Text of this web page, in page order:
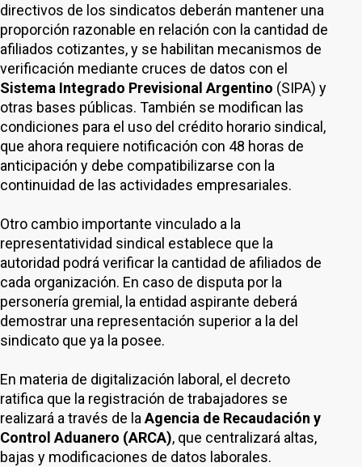
directivos de los sindicatos deberán mantener una
proporción razonable en relación con la cantidad de
afiliados cotizantes, y se habilitan mecanismos de
verificación mediante cruces de datos con el
Sistema Integrado Previsional Argentino (SIPA) y
otras bases públicas. También se modifican las
condiciones para el uso del crédito horario sindical,
que ahora requiere notificación con 48 horas de
anticipación y debe compatibilizarse con la
continuidad de las actividades empresariales.
Otro cambio importante vinculado a la
representatividad sindical establece que la
autoridad podrá verificar la cantidad de afiliados de
cada organización. En caso de disputa por la
personería gremial, la entidad aspirante deberá
demostrar una representación superior a la del
sindicato que ya la posee.
En materia de digitalización laboral, el decreto
ratifica que la registración de trabajadores se
realizará a través de la Agencia de Recaudación y
Control Aduanero (ARCA), que centralizará altas,
bajas y modificaciones de datos laborales.